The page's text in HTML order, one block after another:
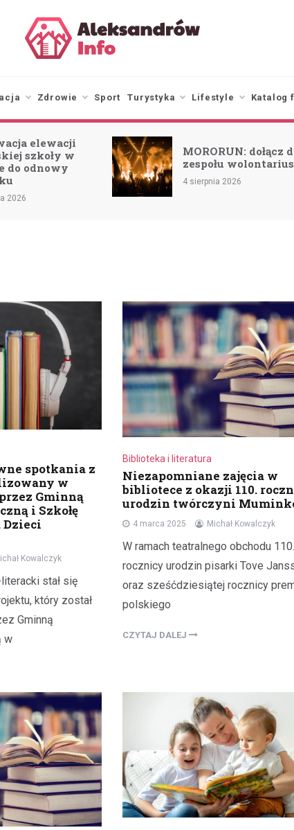
Zdrowie Sport Turystyka Lifestyle Katalog
MORORUN: dołącz do
zespołu wolontariuszy!
4 sierpnia 2026
Burze na
ostrzeżenie
(27.07)
29 lipca 2026
spotkania z
w
Gminną
i Szkołę
Dzieci
Kowalczyk
stał się
który został
Gminną
w
Biblioteka i literatura
Niezapomniane zajęcia w
bibliotece z okazji 110.
urodzin twórczyni
4 marca 2025 Michał Kowalczyk
W ramach teatralnego obchodu 110.
rocznicy urodzin pisarki Tove
oraz sześćdziesiątej rocznicy
polskiego
CZYTAJ DALEJ